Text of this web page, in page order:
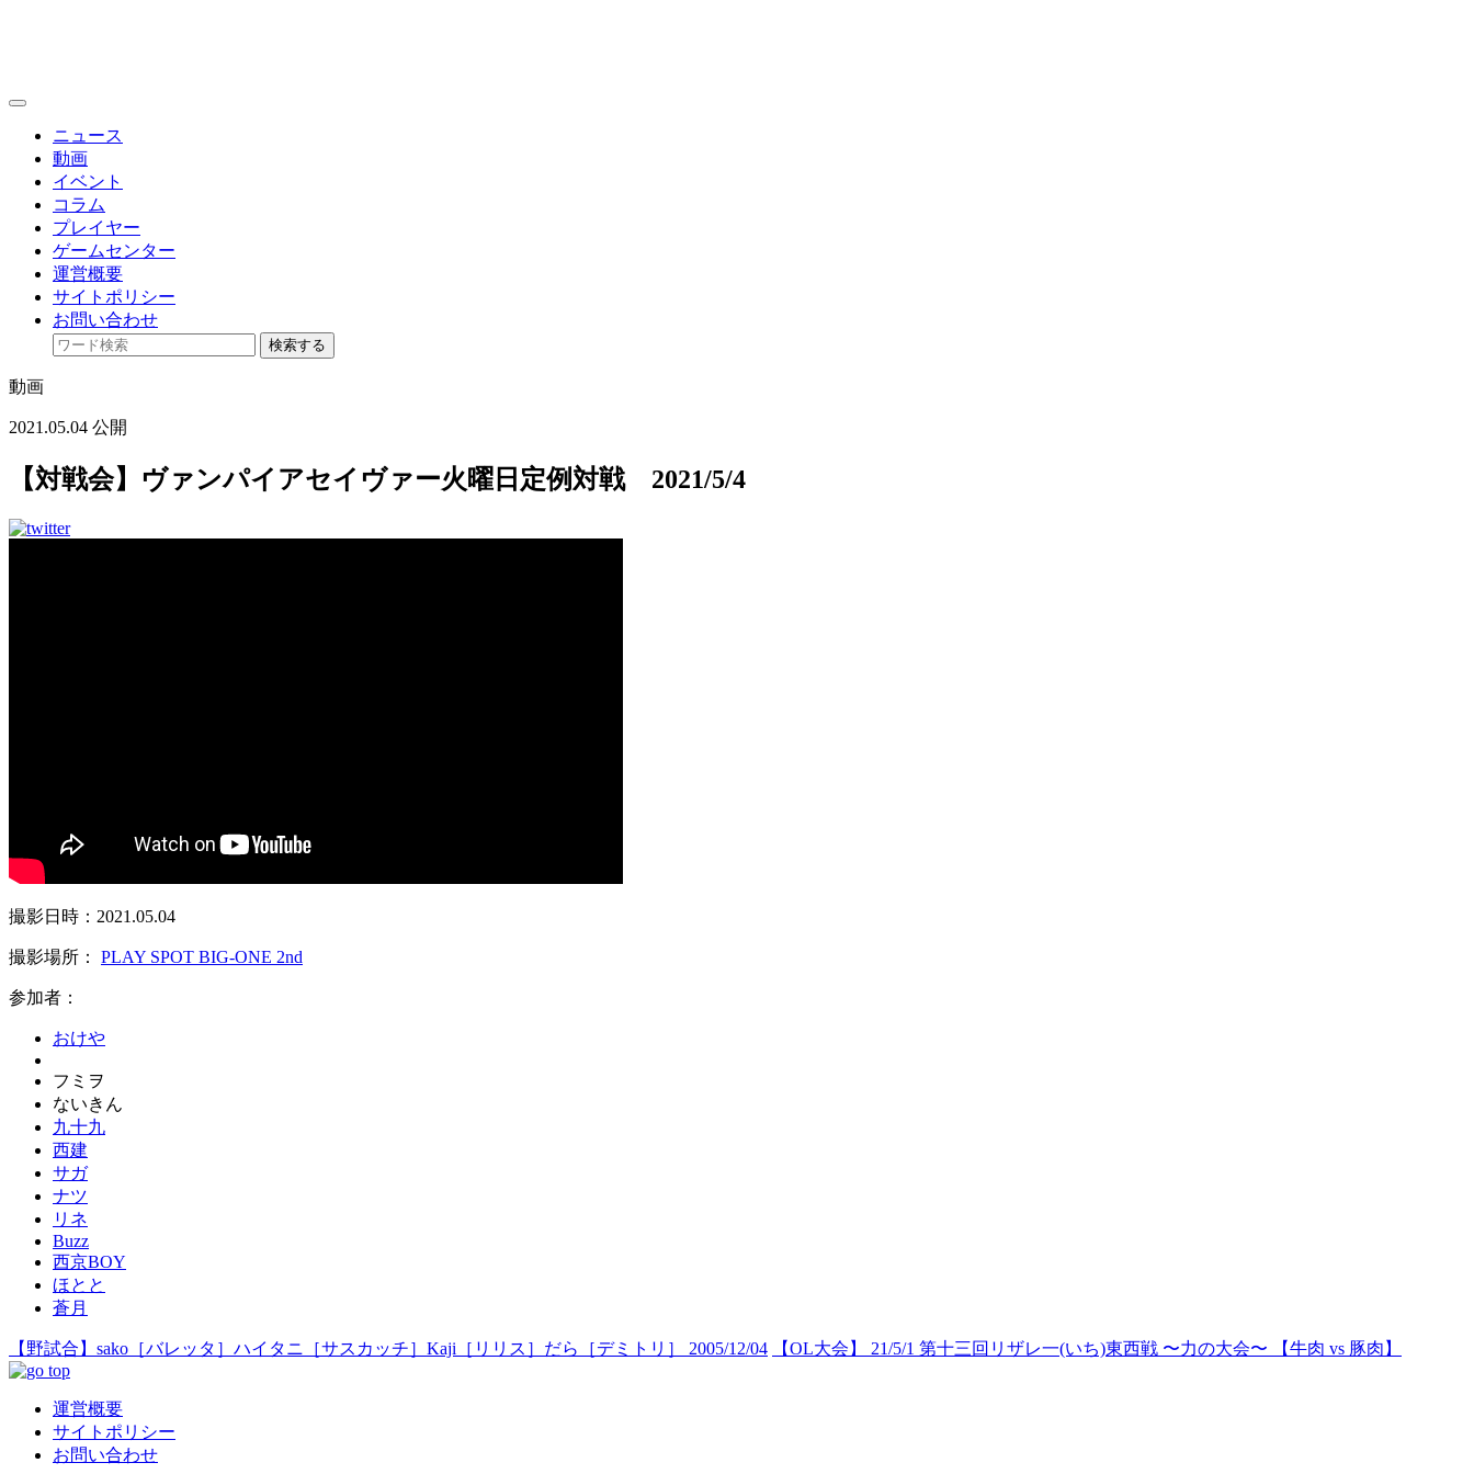
toggle
ニュース
動画
イベント
コラム
プレイヤー
ゲームセンター
運営概要
サイトポリシー
お問い合わせ
検索する
動画
2021.05.04 公開
【対戦会】ヴァンパイアセイヴァー火曜日定例対戦 2021/5/4
撮影日時：2021.05.04
撮影場所： PLAY SPOT BIG-ONE 2nd
参加者：
おけや
フミヲ
ないきん
九十九
西建
サガ
ナツ
リネ
Buzz
西京BOY
ほとと
蒼月
【野試合】sako［バレッタ］ハイタニ［サスカッチ］Kaji［リリス］だら［デミトリ］ 2005/12/04 【OL大会】 21/5/1 第十三回リザレ一(いち)東西戦 〜力の大会〜 【牛肉 vs 豚肉】
運営概要
サイトポリシー
お問い合わせ